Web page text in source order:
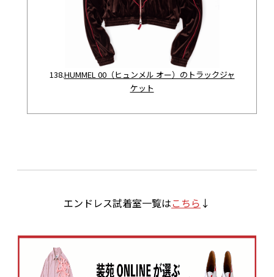
138.HUMMEL 00（ヒュンメル オー）のトラックジャ
ケット
エンドレス試着室一覧はこちら ↓